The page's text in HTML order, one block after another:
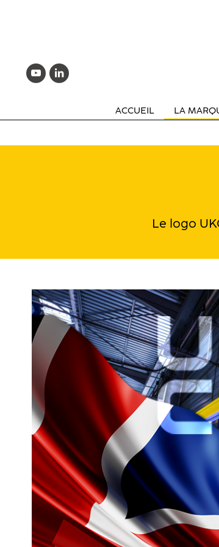
ACCUEIL LA
Le logo